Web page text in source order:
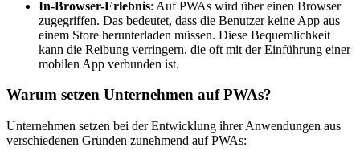
In-Browser-Erlebnis: Auf PWAs wird über einen Browser
zugegriffen. Das bedeutet, dass die Benutzer keine App aus
einem Store herunterladen müssen. Diese Bequemlichkeit
kann die Reibung verringern, die oft mit der Einführung einer
mobilen App verbunden ist.
Warum setzen Unternehmen auf PWAs?
Unternehmen setzen bei der Entwicklung ihrer Anwendungen aus
verschiedenen Gründen zunehmend auf PWAs: